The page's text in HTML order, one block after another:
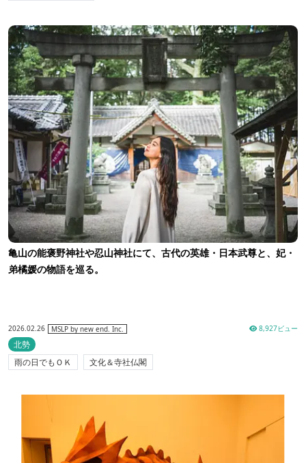
亀山の能褒野神社や忍山神社にて、古代の英雄・日本武尊と、妃・
弟橘媛の物語を巡る。
2026.02.26 MSLP by new end. Inc. 8,927ビュー
北勢
雨の日でもＯＫ
文化＆寺社仏閣